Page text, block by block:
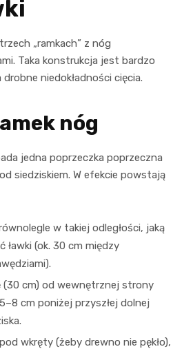
„ramkach” z nóg
Taka konstrukcja jest bardzo
niedokładności cięcia.
nóg
jedna poprzeczka poprzeczna
siedziskiem. W efekcie powstają
w takiej odległości, jaką
ławki (ok. 30 cm między
(30 cm) od wewnętrznej strony
cm poniżej przyszłej dolnej
wkręty (żeby drewno nie pękło),